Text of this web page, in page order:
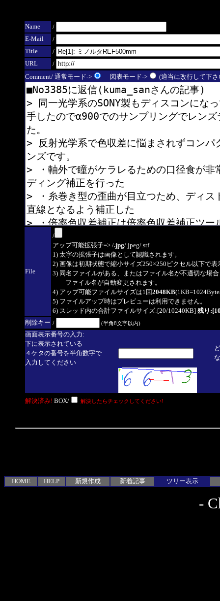
Name
/
E-Mail
/
Title
/
URL
/
Comment/ 通常モード->
図表モード-> (適当に改行して下
File
/
アップ可能拡張子=> /.jpg/.jpeg/.stf
1) 太字の拡張子は画像として認識されます。
2) 画像は初期状態で縮小サイズ250×250ピクセル以下で表
3) 同名ファイルがある、またはファイル名が不適切な場
ファイル名が自動変更されます。
4) アップ可能ファイルサイズは1回2048KB
5) ファイルアップ時はプレビューは利用できません。
6) スレッド内の合計ファイルサイズ:[20/10240KB] 残り
削除キー / (半角8文字以内)
画面表示番号の入力:
下に表示されている
４ケタの番号を半角数字で
入力してください
解決済み! BOX/ 解決したらチェックしてください!
HOME HELP 新規作成 新着記事 ツリー表示
-